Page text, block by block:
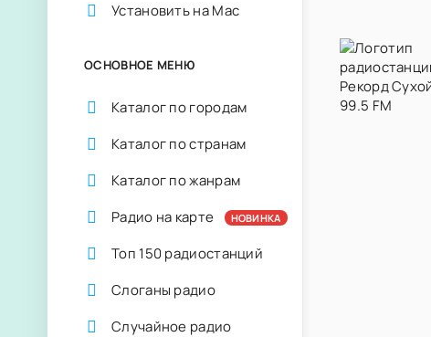
Установить на Mac
ОСНОВНОЕ МЕНЮ
Каталог по городам
Каталог по странам
Каталог по жанрам
Радио на карте
НОВИНКА
Топ 150 радиостанций
Слоганы радио
Случайное радио